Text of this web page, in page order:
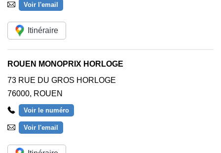
Voir l'email
Itinéraire
ROUEN MONOPRIX HORLOGE
73 RUE DU GROS HORLOGE
76000, ROUEN
Voir le numéro
Voir l'email